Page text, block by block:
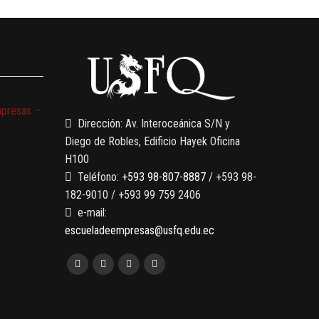
–
Dirección: Av. Interoceánica S/N y
Diego de Robles, Edificio Hayek Oficina
H100
Teléfono: +593 98-807-8887 / +593 98-
182-9010 / +593 99 759 2406
e-mail:
escueladeempresas@usfq.edu.ec